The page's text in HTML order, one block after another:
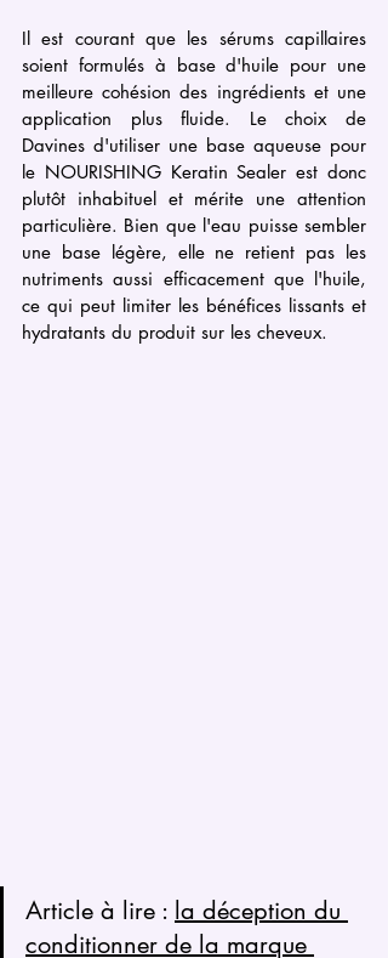
Il est courant que les sérums capillaires
soient formulés à base d'huile pour une
meilleure cohésion des ingrédients et une
application plus fluide. Le choix de
Davines d'utiliser une base aqueuse pour
le NOURISHING Keratin Sealer est donc
plutôt inhabituel et mérite une attention
particulière. Bien que l'eau puisse sembler
une base légère, elle ne retient pas les
nutriments aussi efficacement que l'huile,
ce qui peut limiter les bénéfices lissants et
hydratants du produit sur les cheveux.
Article à lire : la déception du
conditionner de la marque